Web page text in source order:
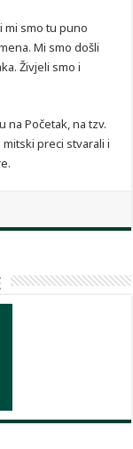
mi smo tu puno
Mi smo došli
Živjeli smo i
na Početak, na tzv.
mitski preci stvarali i